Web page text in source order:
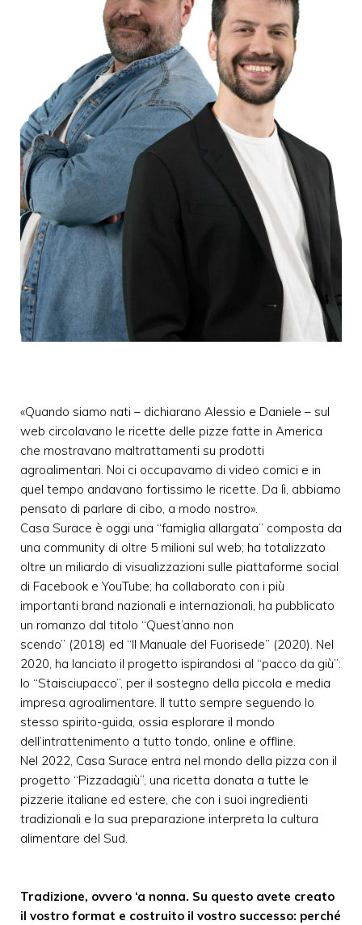
«Quando siamo nati – dichiarano Alessio e Daniele – sul
web circolavano le ricette delle pizze fatte in America
che mostravano maltrattamenti su prodotti
agroalimentari. Noi ci occupavamo di video comici e in
quel tempo andavano fortissimo le ricette. Da lì, abbiamo
pensato di parlare di cibo, a modo nostro».
Casa Surace è oggi una “famiglia allargata” composta da
una community di oltre 5 milioni sul web; ha totalizzato
oltre un miliardo di visualizzazioni sulle piattaforme social
di Facebook e YouTube; ha collaborato con i più
importanti brand nazionali e internazionali, ha pubblicato
un romanzo dal titolo “Quest’anno non
scendo” (2018) ed “Il Manuale del Fuorisede” (2020). Nel
2020, ha lanciato il progetto ispirandosi al “pacco da giù”:
lo “Staisciupacco”, per il sostegno della piccola e media
impresa agroalimentare. Il tutto sempre seguendo lo
stesso spirito-guida, ossia esplorare il mondo
dell’intrattenimento a tutto tondo, online e offline.
Nel 2022, Casa Surace entra nel mondo della pizza con il
progetto “Pizzadagiù”, una ricetta donata a tutte le
pizzerie italiane ed estere, che con i suoi ingredienti
tradizionali e la sua preparazione interpreta la cultura
alimentare del Sud.
Tradizione, ovvero ‘a nonna. Su questo avete creato
il vostro format e costruito il vostro successo: perché